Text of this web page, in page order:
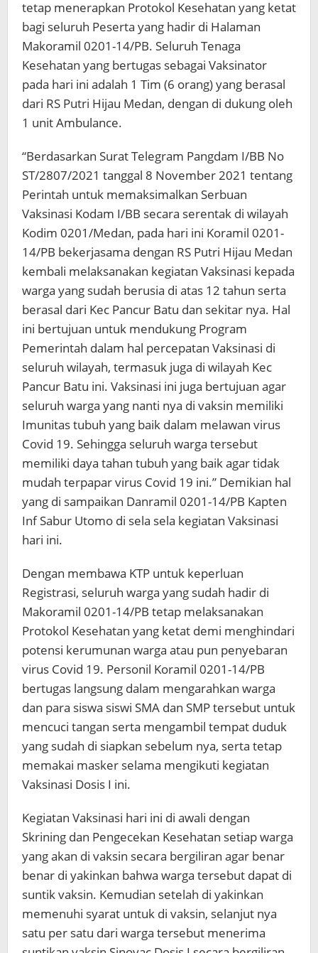
tetap menerapkan Protokol Kesehatan yang ketat
bagi seluruh Peserta yang hadir di Halaman
Makoramil 0201-14/PB. Seluruh Tenaga
Kesehatan yang bertugas sebagai Vaksinator
pada hari ini adalah 1 Tim (6 orang) yang berasal
dari RS Putri Hijau Medan, dengan di dukung oleh
1 unit Ambulance.
“Berdasarkan Surat Telegram Pangdam I/BB No
ST/2807/2021 tanggal 8 November 2021 tentang
Perintah untuk memaksimalkan Serbuan
Vaksinasi Kodam I/BB secara serentak di wilayah
Kodim 0201/Medan, pada hari ini Koramil 0201-
14/PB bekerjasama dengan RS Putri Hijau Medan
kembali melaksanakan kegiatan Vaksinasi kepada
warga yang sudah berusia di atas 12 tahun serta
berasal dari Kec Pancur Batu dan sekitar nya. Hal
ini bertujuan untuk mendukung Program
Pemerintah dalam hal percepatan Vaksinasi di
seluruh wilayah, termasuk juga di wilayah Kec
Pancur Batu ini. Vaksinasi ini juga bertujuan agar
seluruh warga yang nanti nya di vaksin memiliki
Imunitas tubuh yang baik dalam melawan virus
Covid 19. Sehingga seluruh warga tersebut
memiliki daya tahan tubuh yang baik agar tidak
mudah terpapar virus Covid 19 ini.” Demikian hal
yang di sampaikan Danramil 0201-14/PB Kapten
Inf Sabur Utomo di sela sela kegiatan Vaksinasi
hari ini.
Dengan membawa KTP untuk keperluan
Registrasi, seluruh warga yang sudah hadir di
Makoramil 0201-14/PB tetap melaksanakan
Protokol Kesehatan yang ketat demi menghindari
potensi kerumunan warga atau pun penyebaran
virus Covid 19. Personil Koramil 0201-14/PB
bertugas langsung dalam mengarahkan warga
dan para siswa siswi SMA dan SMP tersebut untuk
mencuci tangan serta mengambil tempat duduk
yang sudah di siapkan sebelum nya, serta tetap
memakai masker selama mengikuti kegiatan
Vaksinasi Dosis I ini.
Kegiatan Vaksinasi hari ini di awali dengan
Skrining dan Pengecekan Kesehatan setiap warga
yang akan di vaksin secara bergiliran agar benar
benar di yakinkan bahwa warga tersebut dapat di
suntik vaksin. Kemudian setelah di yakinkan
memenuhi syarat untuk di vaksin, selanjut nya
satu per satu dari warga tersebut menerima